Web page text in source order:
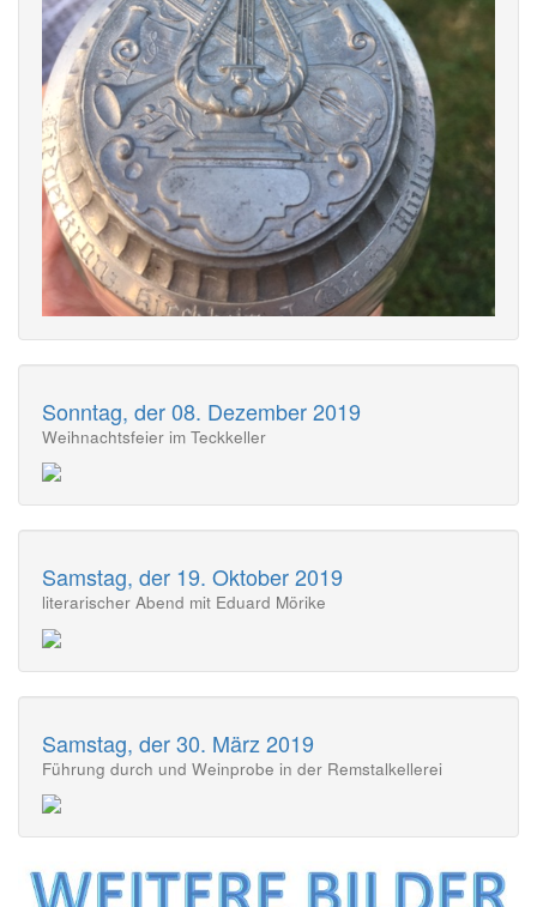
Sonntag, der 08. Dezember 2019
Weihnachtsfeier im Teckkeller
Samstag, der 19. Oktober 2019
literarischer Abend mit Eduard Mörike
Samstag, der 30. März 2019
Führung durch und Weinprobe in der Remstalkellerei